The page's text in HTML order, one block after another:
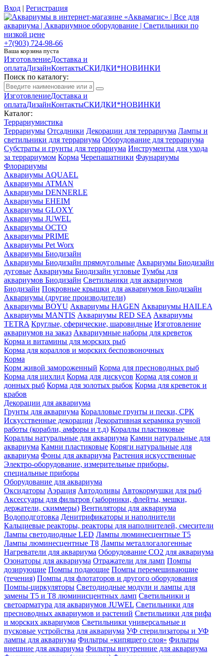
Вход | Регистрация
+7(903) 724-98-66
Ваша корзина пуста
ИзготовлениеДоставка и
оплатаДизайнКонтактыСКИДКИ*НОВИНКИ
Поиск по каталогу:
ИзготовлениеДоставка и
оплатаДизайнКонтактыСКИДКИ*НОВИНКИ
Каталог:
Террариумистика
Террариумы Отсадники Декорации для террариума Лампы и
светильники для террариума Оборудование для террариума
Субстраты и грунты для террариума Инструменты для ухода
за террариумом Корма Черепашатники Фаунариумы
Флорариумы
Аквариумы AQUAEL
Аквариумы ATMAN
Аквариумы DENNERLE
Аквариумы EHEIM
Аквариумы GLOXY
Аквариумы JUWEL
Аквариумы OCTO
Аквариумы PRIME
Аквариумы Pet Worx
Аквариумы Биодизайн
Аквариумы Биодизайн прямоугольные Аквариумы Биодизайн
дуговые Аквариумы Биодизайн угловые Тумбы для
аквариумов Биодизайн Светильники для аквариумов
Биодизайн Покровные крышки для аквариумов Биодизайн
Аквариумы (другие производители)
Аквариумы BOYU Аквариумы HAGEN Аквариумы HAILEA
Аквариумы MANTIS Аквариумы RED SEA Аквариумы
TETRA Круглые, сферические, шаровидные Изготовление
аквариумов на заказ Аквариумные наборы для креветок
Корма и витамины для морских рыб
Корма для кораллов и морских беспозвоночных
Корма
Корм живой замороженный Корма для пресноводных рыб
Корма для цихлид Корма для дискусов Корма для сомов и
донных рыб Корма для золотых рыбок Корма для креветок и
крабов
Декорации для аквариума
Грунты для аквариума Коралловые грунты и пески, СРК
Искусственные декорации Декоративная керамика ручной
работы (корабли, амфоры и т.д) Кораллы пластиковые
Кораллы натуральные для аквариума Камни натуральные для
аквариума Камни пластиковые Коряги натуральные для
аквариума Фоны для аквариума Растения искусственные
Электро-оборудование, измерительные приборы,
специальные приборы
Оборудование для аквариума
Оксидаторы Аэрация Автодоливы Автокормушки для рыб
Аксессуары для фильтров (заборники, флейты, мешки,
держатели, скиммеры) Вентиляторы для аквариума
Водоподготовка Денитрификаторы и наполнители
Кальциевые реакторы, реакторы для наполнителей, смесители
Лампы светодиодные LED Лампы люминесцентные Т5
Лампы люминесцентные Т8 Лампы металлогалогенные
Нагреватели для аквариума Оборудование CO2 для аквариума
Озонаторы для аквариума Отражатели для ламп Помпы
дозирующие Помпы подающие Помпы перемешивающие
(течения) Помпы для флотаторов и другого оборудования
Помпы-циркуляторы Светодиодные модули и лампы для
замены Т5 и Т8 люминисцентных ламп Светильники и
светоарматура для аквариумов JUWEL Светильники для
пресноводных аквариумов и растений Светильники для рифа
и морских аквариумов Светильники универсальные и
пусковые устройства для аквариума УФ стерилизаторы и УФ
лампы для аквариума Фильтры «кипящего слоя» Фильтры
внешние для аквариума Фильтры внутренние для аквариума